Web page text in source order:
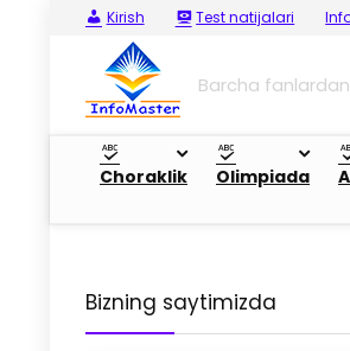
Kirish Test natijalari
Barcha
Choraklik Olimpiada
Bizning saytimizda